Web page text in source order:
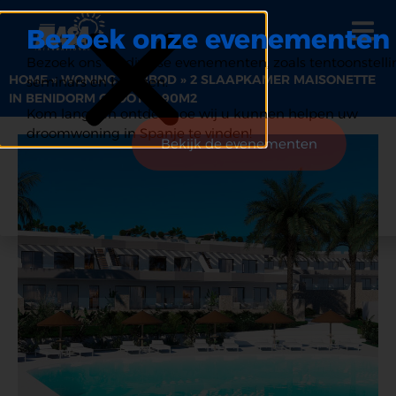
HOME»WONING AANBOD » 2 SLAAPKAMER MAISONETTE
IN BENIDORM GROOTTE 90M2
Bezoek onze evenementen
Bezoek ons op diverse evenementen, zoals
seminars en beurzen.
Kom langs en ontdek hoe wij u kunnen helpen uw
droomwoning in Spanje te vinden!
Bekijk de evenementen